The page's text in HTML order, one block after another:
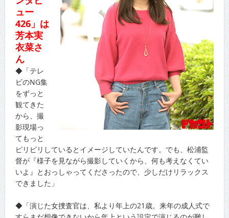
ュー
426」は
芳本実
衣菜さ
ん
◆「テレ
ビのNG集
をずっと
観てきた
から、撮
影現場っ
てもっと
ピリピリしているとイメージしていたんです。でも、松浦監
督が『様子を見ながら撮影していくから、何も考えなくてい
いよ』とおっしゃってくださったので、少しだけリラックス
できました」
◆「演じた女捜査官は、私より年上の21歳。来年の成人式で